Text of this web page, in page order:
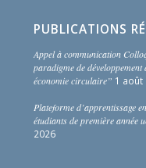
PUBLICATIONS
Appel à communication
paradigme de
économie circulaire” 1 août
Plateforme d’apprentissage
étudiants de première année
2026